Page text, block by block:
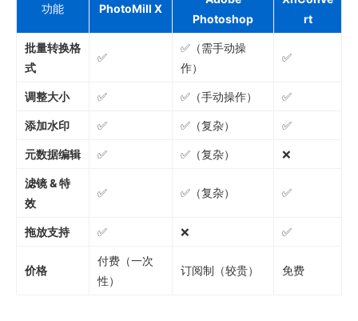
功能 PhotoMill X
Photoshop
rt
批量转换格
式
✅
✅（需手动操
作）
✅
调整大小 ✅ ✅（手动操作） ✅
添加水印 ✅ ✅（复杂） ✅
元数据编辑 ✅ ✅（复杂） ❌
滤镜 & 特
效
✅ ✅（复杂） ✅
拖放支持 ✅ ❌ ✅
价格
付费（一次
性）
订阅制（较贵） 免费